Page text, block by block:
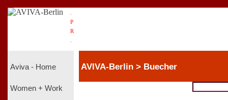
P
R
Aviva - Home
Women + Work
AVIVA-Berlin > Buecher